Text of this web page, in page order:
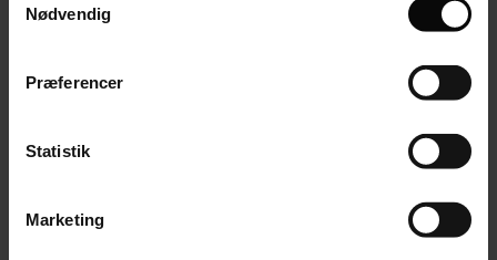
tilbage eller ændre indstillinger fra vores
"Cookiedeklaration", eller ved at trykke på "Privacy
Indsamle præcise oplysninger om din placering,
Identificere din enhed baseret på en scanning af
dens unikke karakteristika (fingerprinting)
Nødvendig
Præferencer
Statistik
Marketing